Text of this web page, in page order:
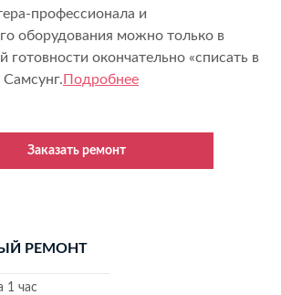
профессионала и
оборудования можно только в
готовности окончательно «списать в
Подробнее
Заказать ремонт
РЕМОНТ
1 час